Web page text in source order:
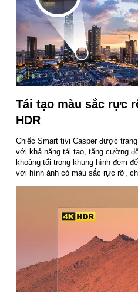
Tái tạo màu sắc rực
HDR
Chiếc Smart tivi Casper được
với khả năng tái tạo, tăng cường
khoảng tối trong khung hình đem
với hình ảnh có màu sắc rực rỡ,